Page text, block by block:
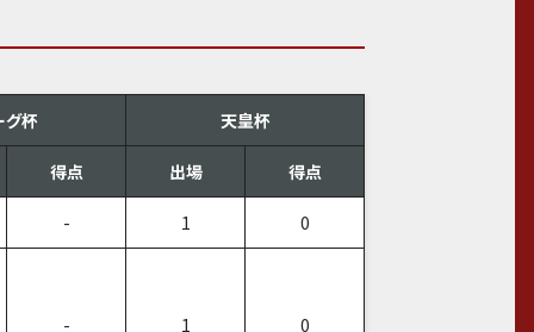
グ杯 天皇杯
得点 出場 得点
- 1 0
- 1 0